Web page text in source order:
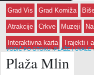
Grad Vis Grad Komiža
Atrakcije Crkve Muzeji
Interaktivna karta Trajekti i
VODIČ PO OTOKU ›PLAŽE I UVALE
Plaža Mlin